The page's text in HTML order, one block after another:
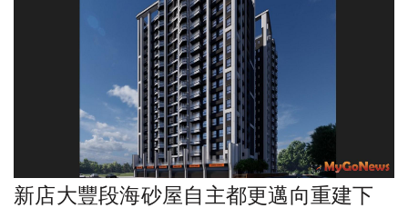
新店大豐段海砂屋自主都更邁向重建下